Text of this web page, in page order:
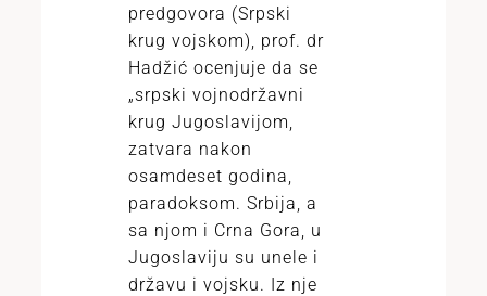
predgovora (Srpski
krug vojskom), prof. dr
Hadžić ocenjuje da se
„srpski vojnodržavni
krug Jugoslavijom,
zatvara nakon
osamdeset godina,
paradoksom. Srbija, a
sa njom i Crna Gora, u
Jugoslaviju su unele i
državu i vojsku. Iz nje